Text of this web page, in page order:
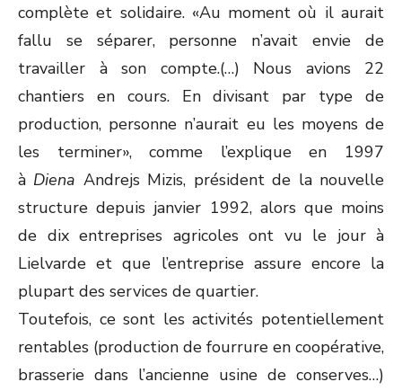
complète et solidaire. «Au moment où il aurait
fallu se séparer, personne n’avait envie de
travailler à son compte.(…) Nous avions 22
chantiers en cours. En divisant par type de
production, personne n’aurait eu les moyens de
les terminer», comme l’explique en 1997
à Diena Andrejs Mizis, président de la nouvelle
structure depuis janvier 1992, alors que moins
de dix entreprises agricoles ont vu le jour à
Lielvarde et que l’entreprise assure encore la
plupart des services de quartier.
Toutefois, ce sont les activités potentiellement
rentables (production de fourrure en coopérative,
brasserie dans l’ancienne usine de conserves…)